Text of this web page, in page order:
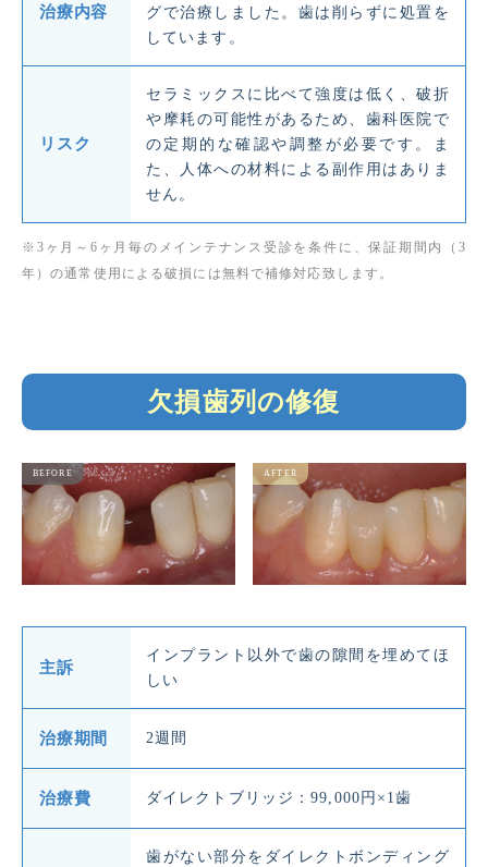
治療内容
グで治療しました。歯は削らずに処置を
しています。
リスク
セラミックスに比べて強度は低く、破折
や摩耗の可能性があるため、歯科医院で
の定期的な確認や調整が必要です。ま
た、人体への材料による副作用はありま
せん。
※3ヶ月～6ヶ月毎のメインテナンス受診を条件に、保証期間内（3
年）の通常使用による破損には無料で補修対応致します。
欠損歯列の修復
主訴
インプラント以外で歯の隙間を埋めてほ
しい
治療期間 2週間
治療費 ダイレクトブリッジ：99,000円×1歯
歯がない部分をダイレクトボンディング